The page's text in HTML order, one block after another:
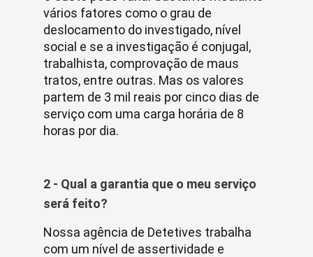
vários fatores como o grau de
deslocamento do investigado, nível
social e se a investigação é conjugal,
trabalhista, comprovação de maus
tratos, entre outras. Mas os valores
partem de 3 mil reais por cinco dias de
serviço com uma carga horária de 8
horas por dia.
2 - Qual a garantia que o meu serviço
será feito?
Nossa agência de Detetives trabalha
com um nível de assertividade e